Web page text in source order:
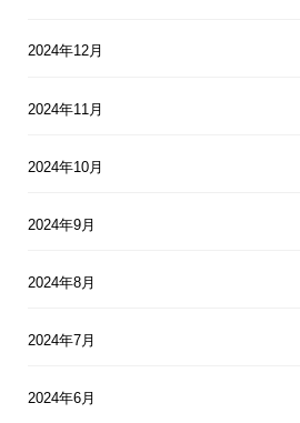
2024年12月
2024年11月
2024年10月
2024年9月
2024年8月
2024年7月
2024年6月